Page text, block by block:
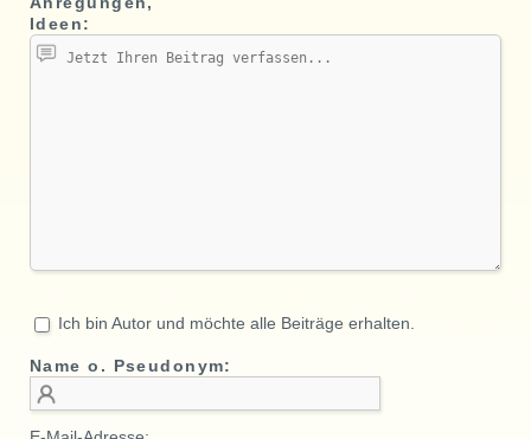
Ideen:
Ich bin Autor und möchte alle Beiträge erhalten.
Name o. Pseudonym: